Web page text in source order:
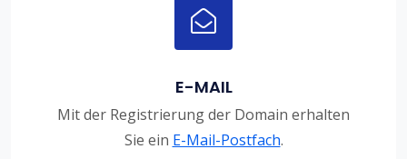
E-MAIL
Mit der Registrierung der Domain erhalten
Sie ein E-Mail-Postfach.